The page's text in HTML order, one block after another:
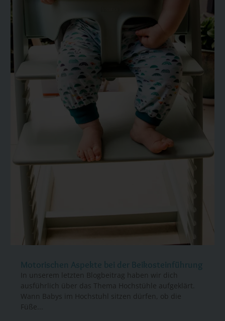
Motorischen Aspekte bei der Beikosteinführung
In unserem letzten Blogbeitrag haben wir dich
ausführlich über das Thema Hochstühle aufgeklärt.
Wann Babys im Hochstuhl sitzen dürfen, ob die
Füße...